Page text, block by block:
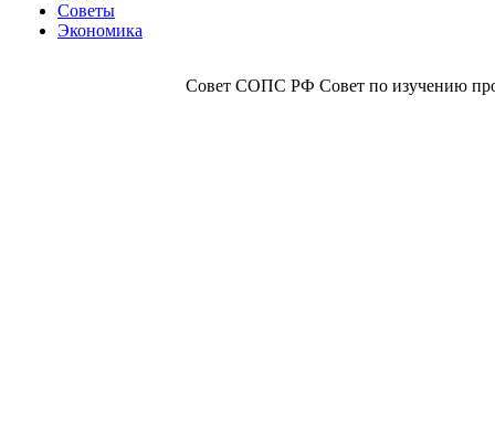
Советы
Экономика
Совет СОПС РФ Совет по изучению